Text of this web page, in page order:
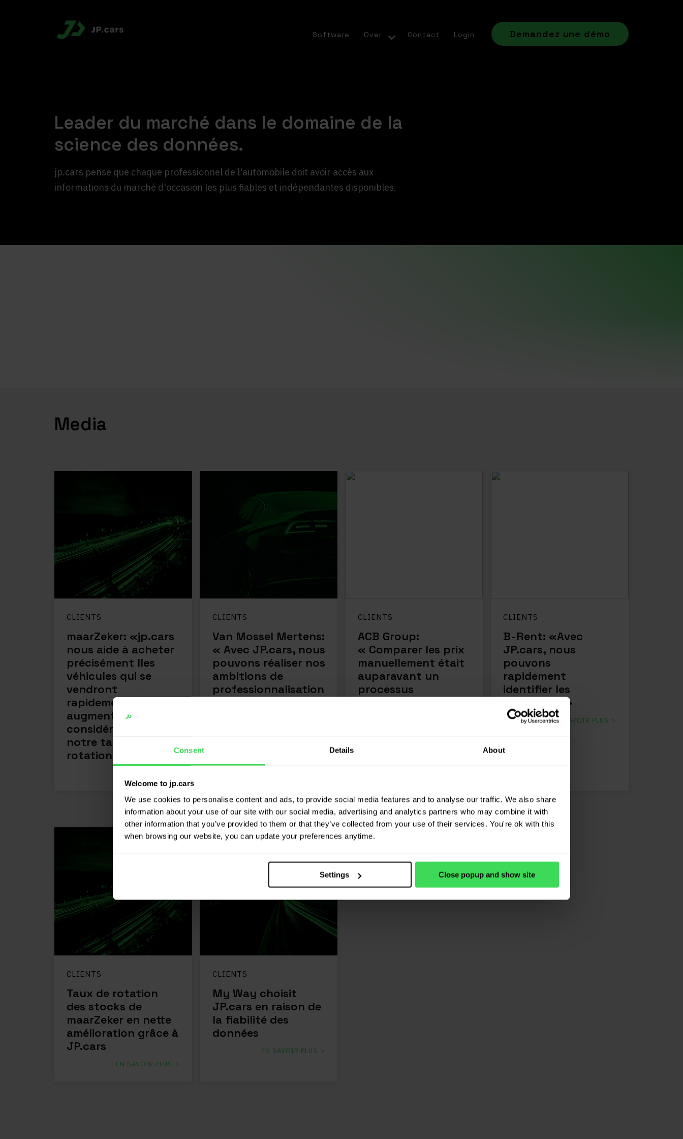
Consent Details About
Welcome to jp.cars
We use cookies to personalise content and ads, to provide social media features and to analyse our traffic. We also share
information about your use of our site with our social media, advertising and analytics partners who may combine it with
other information that you’ve provided to them or that they’ve collected from your use of their services. You're ok with this
when browsing our website, you can update your preferences anytime.
Settings Close popup and show site
Software Over Contact Login Demandez une démo
Leader du marché dans le domaine de la
science des données.
jp.cars pense que chaque professionnel de l'automobile doit avoir accès aux
informations du marché d'occasion les plus fiables et indépendantes disponibles.
Media
CLIENTS
maarZeker: «jp.cars
nous aide à acheter
précisément lles
véhicules qui se
vendront
rapidement, ce qui
augmente
considérablement
notre taux de
rotation.»
CLIENTS
Van Mossel Mertens:
« Avec JP.cars, nous
pouvons réaliser nos
ambitions de
professionnalisation
CLIENTS
ACB Group:
« Comparer les prix
manuellement était
auparavant un
processus
CLIENTS
B-Rent: «Avec
JP.cars, nous
pouvons
rapidement
identifier les
tendances.»
EN SAVOIR PLUS
CLIENTS
Taux de rotation
des stocks de
maarZeker en nette
amélioration grâce à
JP.cars
EN SAVOIR PLUS
CLIENTS
My Way choisit
JP.cars en raison de
la fiabilité des
données
EN SAVOIR PLUS